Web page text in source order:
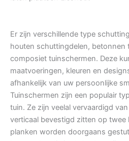
Er zijn verschillende type
houten schuttingdelen, betonnen
composiet tuinschermen. Deze
maatvoeringen, kleuren en
afhankelijk van uw persoonlijke
Tuinschermen zijn een populair
tuin. Ze zijn veelal vervaardigd
verticaal bevestigd zitten op twee
planken worden doorgaans